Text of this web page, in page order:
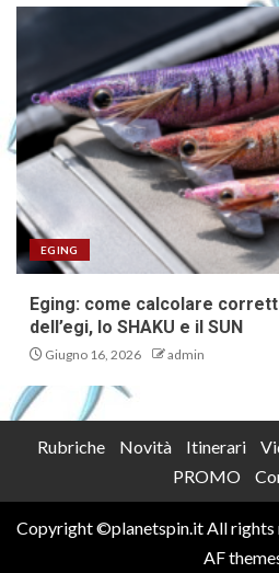
EGING
Eging: come calcolare
dell’egi, lo SHAKU e il SUN
Giugno 16, 2026 admin
Rubriche Novità Itinerari
PROMO
Copyright ©planetspin.it All rights
AF